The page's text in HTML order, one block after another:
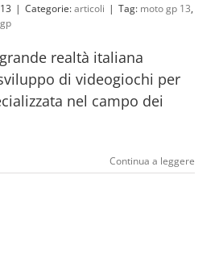
| Categorie:articoli | Tag: moto gp 13,
realtà italiana
di videogiochi per
nel campo dei
Continua a leggere